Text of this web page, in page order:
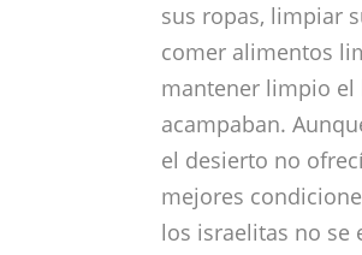
sus ropas, limpiar
comer alimentos
mantener limpio el
acampaban.
el desierto no
mejores
los israelitas no se